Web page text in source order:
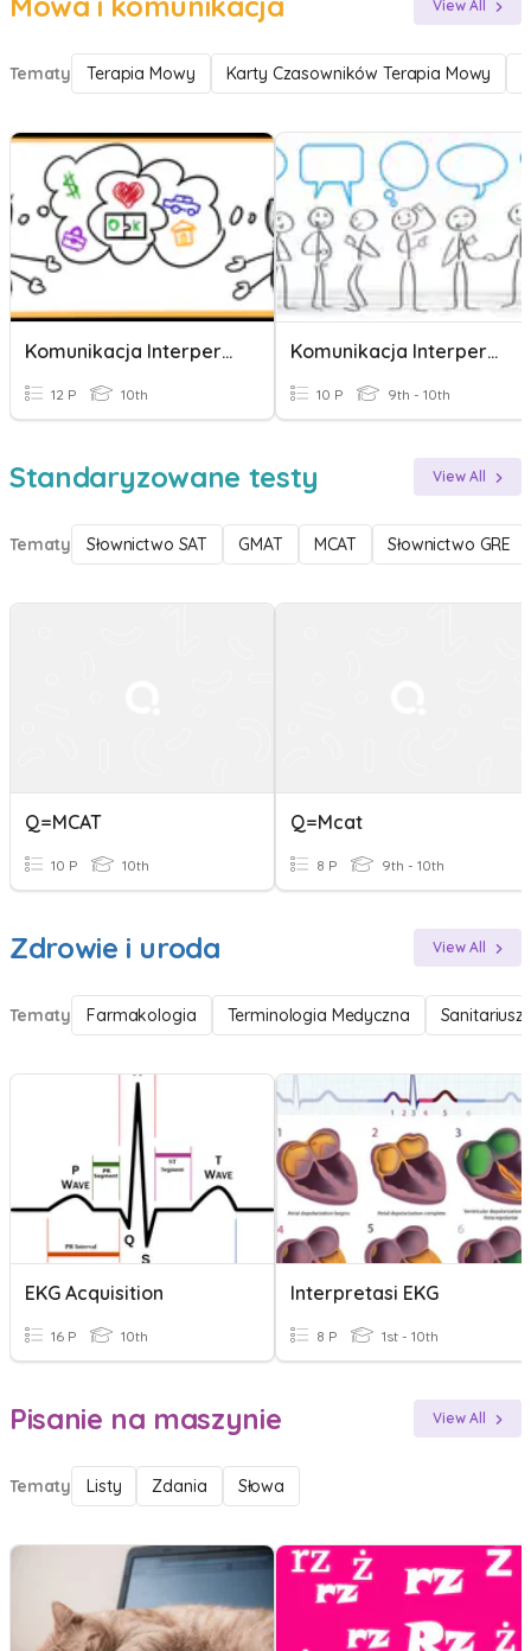
View All
Tematy Terapia Mowy Karty Czasowników Terapia Mowy
Komunikacja Interpersonalna
12 P 10th
Komunikacja Interpersonalna
10 P 9th - 10th
Standaryzowane testy View All
Tematy Słownictwo SAT GMAT MCAT Słownictwo GRE
Q=MCAT
10 P 10th
Q=mcat
8 P 9th - 10th
Zdrowie i uroda View All
Tematy Farmakologia Terminologia Medyczna Sanitariusz
EKG Acquisition
16 P 10th
Interpretasi EKG
8 P 1st - 10th
Pisanie na maszynie View All
Tematy Listy Zdania Słowa